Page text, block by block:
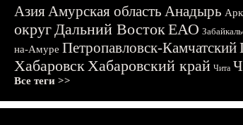
АзияАмурская область Анадырь
округДальний ВостокЕАО
на-Амуре Петропавловск-Камчатский
ХабаровскХабаровский край Чита
Все теги >>